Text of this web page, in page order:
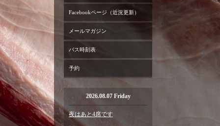
Facebookページ（近況更新）
メールマガジン
バス時刻表
予約
2026.08.07 Friday
夜はあと4席です